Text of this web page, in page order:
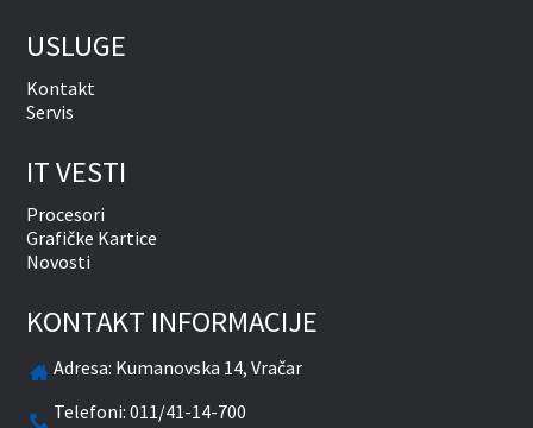
USLUGE
Kontakt
Servis
IT VESTI
Procesori
Grafičke Kartice
Novosti
KONTAKT INFORMACIJE
Adresa: Kumanovska 14, Vračar
Telefoni:011/41-14-700